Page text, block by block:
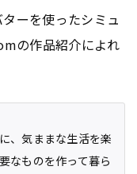
ーを使ったシミュ
の作品紹介によれ
、気ままな生活を楽
なものを作って暮ら